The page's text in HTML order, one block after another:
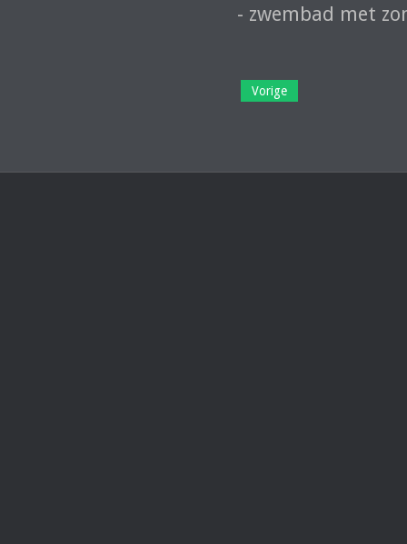
- zwembad met
Vorige